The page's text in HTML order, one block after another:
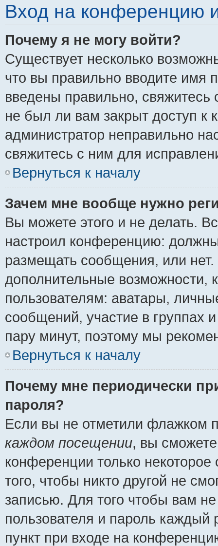
Вход на конференцию
Почему я не могу войти?
Существует несколько
что вы правильно вводите имя
введены правильно,
не был ли вам закрыт доступ к
администратор неправильно
свяжитесь с ним для
Вернуться к началу
Зачем мне вообще нужно
Вы можете этого и не делать.
настроил конференцию:
размещать сообщения, или
дополнительные
пользователям: аватары,
сообщений, участие в группах
пару минут, поэтому мы
Вернуться к началу
Почему мне периодически
пароля?
Если вы не отметили флажком
каждом посещении, вы
конференции только
того, чтобы никто другой не
записью. Для того чтобы вам
пользователя и пароль
пункт при входе на